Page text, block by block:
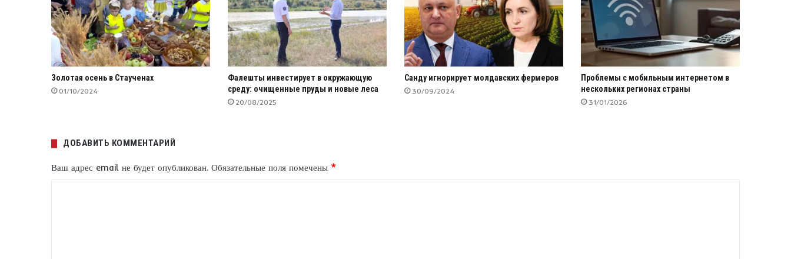
Золотая осень в Стаученах
01/10/2024
Фалешты инвестирует в окружающую
среду: очищенные пруды и новые леса
20/08/2025
Санду игнорирует молдавских фермеров
30/09/2024
Проблемы с мобильным интернетом в
нескольких регионах страны
31/01/2026
ДОБАВИТЬ КОММЕНТАРИЙ
Ваш адрес email не будет опубликован. Обязательные поля помечены *